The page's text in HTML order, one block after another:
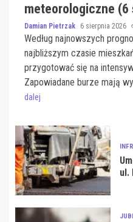
meteorologiczne (6
Damian Pietrzak 6 sierpnia 2026
Według najnowszych
najbliższym czasie
przygotować się na
Zapowiadane burze mają
dalej
ul.